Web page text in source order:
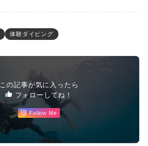
体験ダイビング
この記事が気に入ったら
フォローしてね！
Follow Me